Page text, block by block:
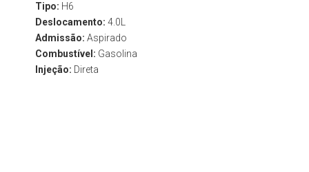
Tipo: H6
Deslocamento: 4.0L
Admissão: Aspirado
Combustível: Gasolina
Injeção: Direta